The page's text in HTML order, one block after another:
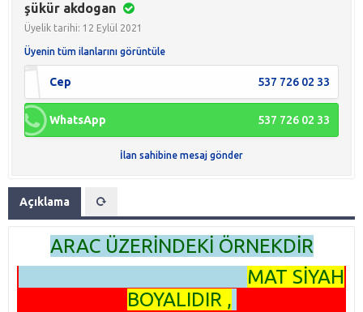
şükür akdogan
Üyelik tarihi: 12 Eylül 2021
Üyenin tüm ilanlarını görüntüle
Cep 537 726 02 33
WhatsApp 537 726 02 33
İlan sahibine mesaj gönder
Açıklama
ARAC ÜZERİNDEKİ ÖRNEKDİR
MAT SİYAH
BOYALIDIR ,